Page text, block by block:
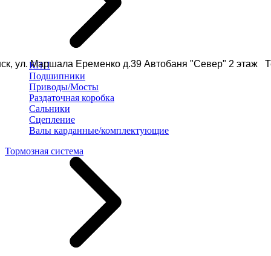
ул. Маршала Еременко д.39 Автобаня "Север" 2 этаж
КПП
Подшипники
Приводы/Мосты
Раздаточная коробка
Сальники
Сцепление
Валы карданные/комплектующие
Тормозная система